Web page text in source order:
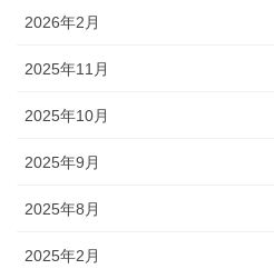
2026年2月
2025年11月
2025年10月
2025年9月
2025年8月
2025年2月